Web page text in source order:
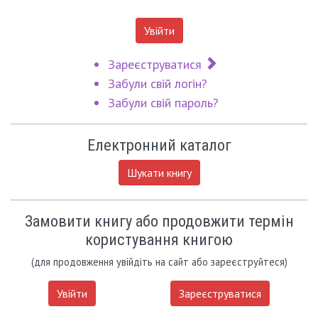
Увійти
Зареєструватися
Забули свій логін?
Забули свій пароль?
Електронний каталог
Шукати книгу
Замовити книгу або продовжити термін
користування книгою
(для продовження увійдіть на сайт або зареєструйтеся)
Увійти Зареєструватися